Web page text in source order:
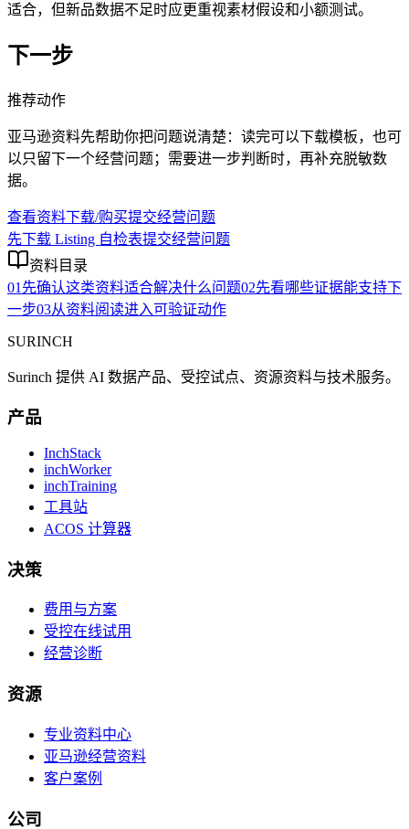
适合，但新品数据不足时应更重视素材假设和小额测试。
下一步
推荐动作
亚马逊资料先帮助你把问题说清楚：读完可以下载模板，也可
以只留下一个经营问题；需要进一步判断时，再补充脱敏数
据。
查看资料下载/购买提交经营问题
先下载 Listing 自检表提交经营问题
资料目录
01 先确认这类资料适合解决什么问题02先看哪些证据能支持下
一步03从资料阅读进入可验证动作
SURINCH
Surinch 提供 AI 数据产品、受控试点、资源资料与技术服务。
产品
InchStack
inchWorker
inchTraining
工具站
ACOS 计算器
决策
费用与方案
受控在线试用
经营诊断
资源
专业资料中心
亚马逊经营资料
客户案例
公司